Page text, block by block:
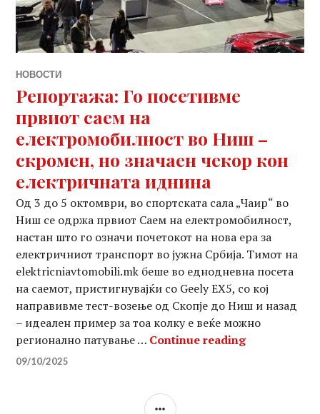
НОВОСТИ
Репортажа: Го посетивме
првиот саем на
електромобилност во Ниш –
скромен, но значаен чекор кон
електричната иднина
Од 3 до 5 октомври, во спортската сала „Чаир“ во
Ниш се одржа првиот Саем на електромобилност,
настан што го означи почетокот на нова ера за
електричниот транспорт во јужна Србија. Тимот на
elektricniavtomobili.mk беше во еднодневна посета
на саемот, пристигнувајќи со Geely EX5, со кој
направивме тест-возење од Скопје до Ниш и назад
– идеален пример за тоа колку е веќе можно
регионално патување … Continue readingРепортажа:
09/10/2025
SIDEBAR